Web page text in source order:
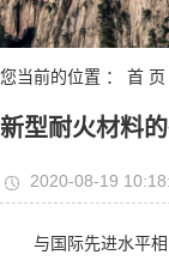
您当前的位置 ： 首 页
新型耐火材料
2020-08-19
与国际先进水平